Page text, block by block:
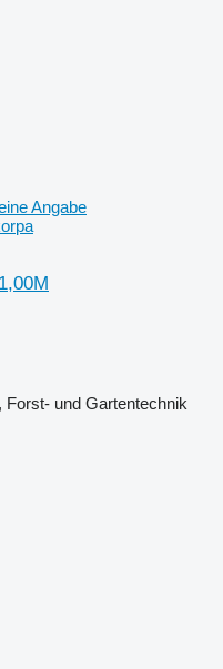
Angabe
und Gartentechnik